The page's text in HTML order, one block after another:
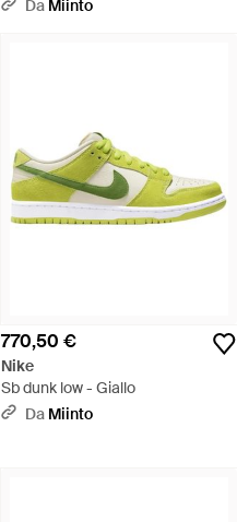
Da Miinto
770,50 €
Nike
Sb dunk low - Giallo
Da Miinto